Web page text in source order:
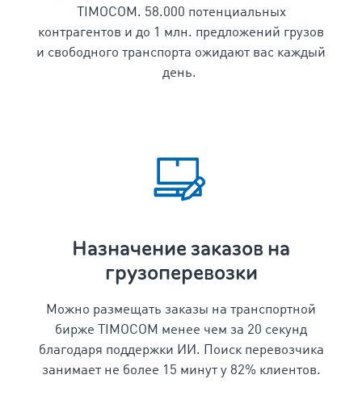
TIMOCOM. 58.000 потенциальных
контрагентов и до 1 млн. предложений грузов
и свободного транспорта ожидают вас каждый
день.
Назначение заказов на
грузоперевозки
Можно размещать заказы на транспортной
бирже TIMOCOM менее чем за 20 секунд
благодаря поддержки ИИ. Поиск перевозчика
занимает не более 15 минут у 82% клиентов.